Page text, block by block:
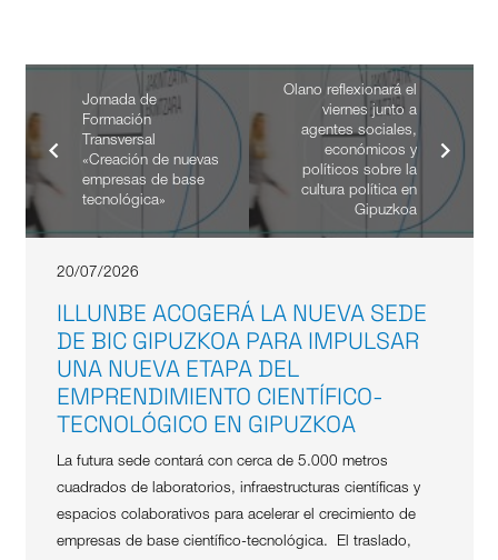
Jornada de
Formación
Transversal
«Creación de nuevas
empresas de base
tecnológica»
Olano reflexionará el
viernes junto a
agentes sociales,
económicos y
políticos sobre la
cultura política en
Gipuzkoa
20/07/2026
ILLUNBE ACOGERÁ LA NUEVA SEDE
DE BIC GIPUZKOA PARA IMPULSAR
UNA NUEVA ETAPA DEL
EMPRENDIMIENTO CIENTÍFICO-
TECNOLÓGICO EN GIPUZKOA
La futura sede contará con cerca de 5.000 metros
cuadrados de laboratorios, infraestructuras científicas y
espacios colaborativos para acelerar el crecimiento de
empresas de base científico-tecnológica. El traslado,